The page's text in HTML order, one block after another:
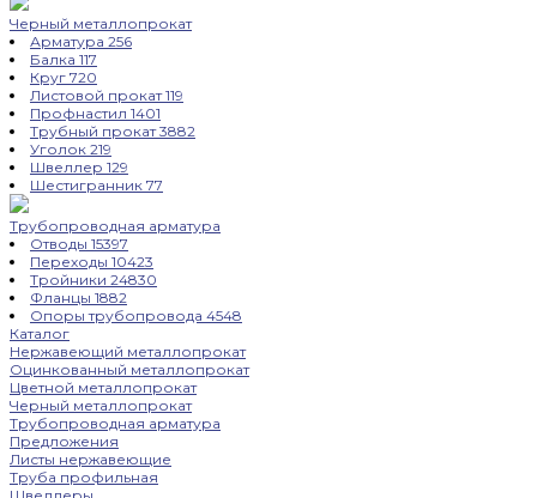
Черный металлопрокат
Арматура 256
Балка 117
Круг 720
Листовой прокат119
Профнастил 1401
Трубный прокат3882
Уголок 219
Швеллер 129
Шестигранник 77
Трубопроводная арматура
Отводы 15397
Переходы 10423
Тройники 24830
Фланцы 1882
Опоры трубопровода 4548
Каталог
Нержавеющий металлопрокат
Оцинкованный металлопрокат
Цветной металлопрокат
Черный металлопрокат
Трубопроводная арматура
Предложения
Листы нержавеющие
Труба профильная